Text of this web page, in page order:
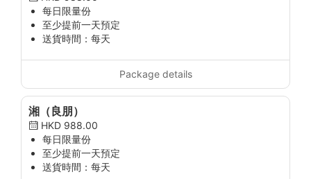
每日限量份
至少提前一天預定
送貨時間：每天
Package details
湘（良朋）
HKD 988.00
每日限量份
至少提前一天預定
送貨時間：每天